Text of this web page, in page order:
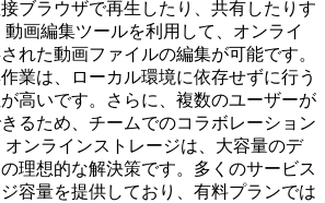
ブラウザで再生したり、共有したりす
画編集ツールを利用して、オンライ
れた動画ファイルの編集が可能です。
業は、ローカル環境に依存せずに行う
高いです。さらに、複数のユーザーが
るため、チームでのコラボレーション
オンラインストレージは、大容量のデ
理想的な解決策です。多くのサービス
容量を提供しており、有料プランでは